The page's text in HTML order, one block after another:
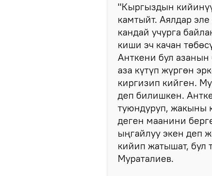
"Кыргыздын
камтыйт. Аялдар
кандай учурга
киши эч качан
Анткени бул
аза күтүп жүргөн
киргизип кийген.
деп билишкен.
туюндуруп, жакыны
деген маанини
ыңгайлуу экен деп
кийип жатышат, бул
Мураталиев.